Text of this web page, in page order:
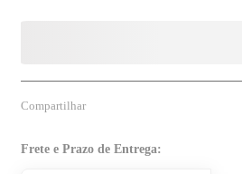
Compartilhar
Frete e Prazo de Entrega: